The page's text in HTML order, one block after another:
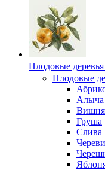
Плодовые
Плодовые
Алыча
Вишня
Груша
Слива